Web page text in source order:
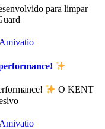
para limpar
Amivatio
O KENT
Amivatio